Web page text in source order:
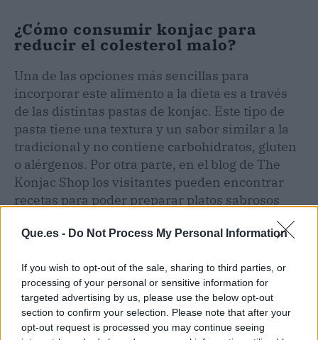
Que.es - Do Not Process My Personal Information
If you wish to opt-out of the sale, sharing to third parties, or
processing of your personal or sensitive information for
targeted advertising by us, please use the below opt-out
section to confirm your selection. Please note that after your
opt-out request is processed you may continue seeing
¿Cómo consumir konjac para
reducir el colesterol malo?
Una de las opciones más sencillas para
incorporar este alimento a la dieta es a través
de las distintas pastas de konjac. Este tipo de
pasta tiene una textura y un sabor similar a la
tradicional y no contiene carbohidratos, gluten
o alérgenos. Por otra parte, en el blog de The
Konjac Shop los visitantes pueden encontrar
recetas para poder preparar platos sabrosos
fideos de konjac a la dieta es posible disfrutar
de distintos beneficios como, por ejemplo, un
mejor control del colesterol. Los interesados en
conseguir estos productos pueden visitar la